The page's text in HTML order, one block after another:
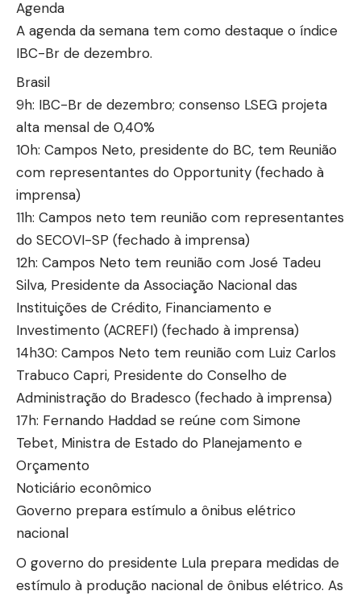
Agenda
A agenda da semana tem como destaque o índice
IBC-Br de dezembro.
Brasil
9h: IBC-Br de dezembro; consenso LSEG projeta
alta mensal de 0,40%
10h: Campos Neto, presidente do BC, tem Reunião
com representantes do Opportunity (fechado à
imprensa)
11h: Campos neto tem reunião com representantes
do SECOVI-SP (fechado à imprensa)
12h: Campos Neto tem reunião com José Tadeu
Silva, Presidente da Associação Nacional das
Instituições de Crédito, Financiamento e
Investimento (ACREFI) (fechado à imprensa)
14h30: Campos Neto tem reunião com Luiz Carlos
Trabuco Capri, Presidente do Conselho de
Administração do Bradesco (fechado à imprensa)
17h: Fernando Haddad se reúne com Simone
Tebet, Ministra de Estado do Planejamento e
Orçamento
Noticiário econômico
Governo prepara estímulo a ônibus elétrico
nacional
O governo do presidente Lula prepara medidas de
estímulo à produção nacional de ônibus elétrico. As